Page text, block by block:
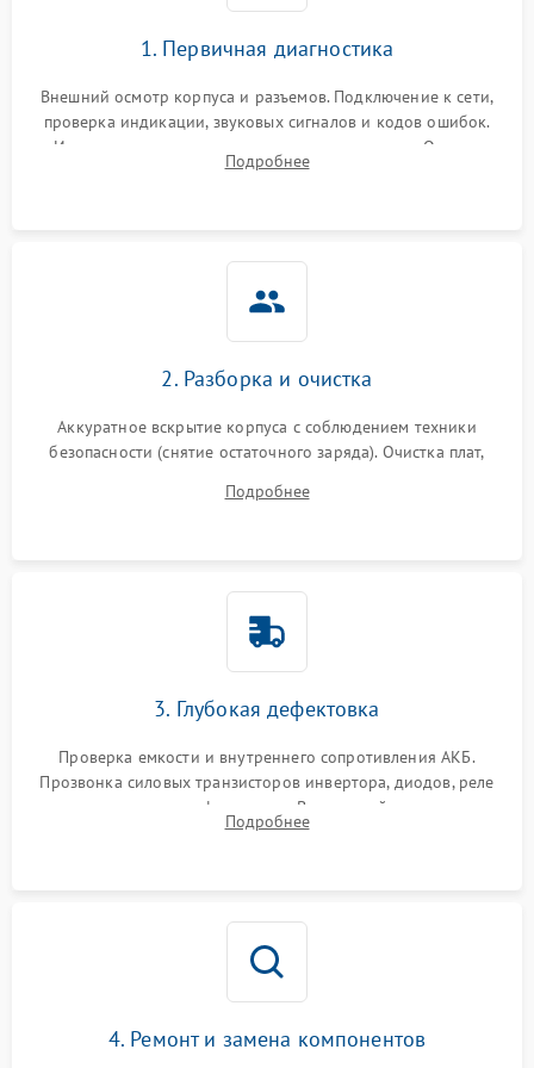
1. Первичная диагностика
Внешний осмотр корпуса и разъемов. Подключение к сети,
проверка индикации, звуковых сигналов и кодов ошибок.
Измерение входного и выходного напряжения. Оценка
реакции ИБП на отключение основного питания без
Подробнее
2. Разборка и очистка
Аккуратное вскрытие корпуса с соблюдением техники
безопасности (снятие остаточного заряда). Очистка плат,
и кистей для предотвращения перегрева и замыканий.
Подробнее
3. Глубокая дефектовка
Проверка емкости и внутреннего сопротивления АКБ.
Прозвонка силовых транзисторов инвертора, диодов, реле
переключения и трансформатора. Визуальный поиск вздутых
конденсаторов и прогаров на печатной плате.
Подробнее
4. Ремонт и замена компонентов